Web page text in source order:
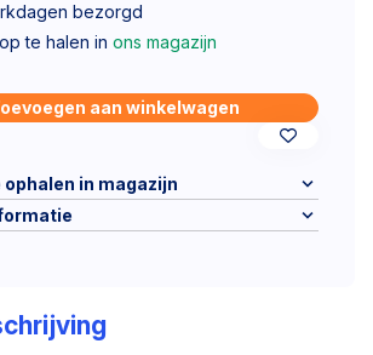
bezorgd
te halen in ons magazijn
aan winkelwagen
in magazijn